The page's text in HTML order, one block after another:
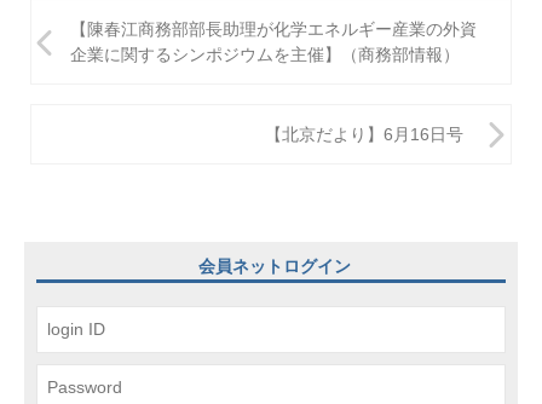
稿
ン
【陳春江商務部部長助理が化学エネルギー産業の外資
企業に関するシンポジウムを主催】（商務部情報）
【北京だより】6月16日号
会員ネットログイン